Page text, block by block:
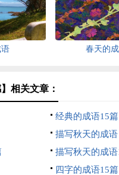
春天的
相关文章：
经典的成语15篇
描写秋天的成语
描写秋天的成语
四字的成语15篇